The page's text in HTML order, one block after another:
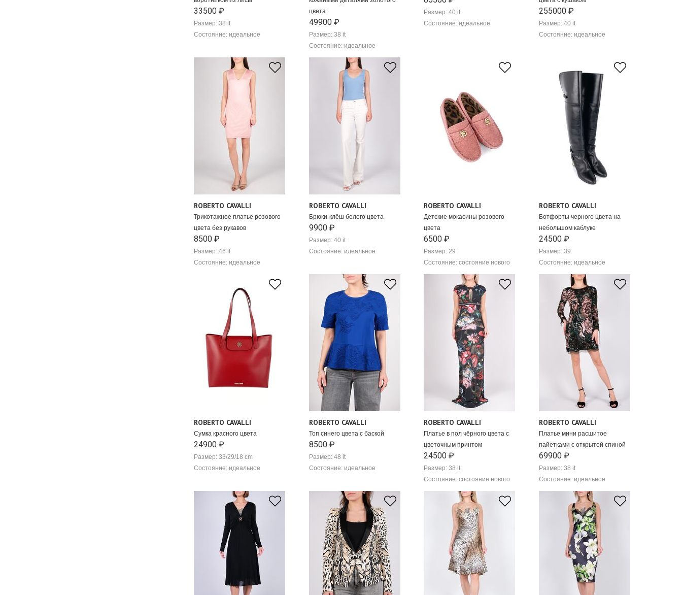
33500 ₽
Размер: 38 it
Состояние: идеальное
цвета
49900 ₽
Размер: 38 it
Состояние: идеальное
Размер: 40 it
Состояние: идеальное
255000 ₽
Размер: 40 it
Состояние: идеальное
ROBERTO CAVALLI
Трикотажное платье розового
цвета без рукавов
8500 ₽
Размер: 46 it
Состояние: идеальное
ROBERTO CAVALLI
Брюки-клёш белого цвета
9900 ₽
Размер: 40 it
Состояние: идеальное
ROBERTO CAVALLI
Детские мокасины розового
цвета
6500 ₽
Размер: 29
Состояние: состояние нового
ROBERTO CAVALLI
Ботфорты черного цвета на
небольшом каблуке
24500 ₽
Размер: 39
Состояние: идеальное
ROBERTO CAVALLI
Сумка красного цвета
24900 ₽
Размер: 33/29/18 cm
Состояние: идеальное
ROBERTO CAVALLI
Топ синего цвета с баской
8500 ₽
Размер: 48 it
Состояние: идеальное
ROBERTO CAVALLI
Платье в пол чёрного цвета с
цветочным принтом
24500 ₽
Размер: 38 it
Состояние: состояние нового
ROBERTO CAVALLI
Платье мини расшитое
пайетками с открытой спиной
69900 ₽
Размер: 38 it
Состояние: идеальное